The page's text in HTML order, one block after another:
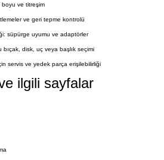
boyu ve titreşim
ve geri tepme kontrolü
süpürge uyumu ve adaptörler
disk, uç veya başlık seçimi
servis ve yedek parça erişilebilirliği
ilgili sayfalar